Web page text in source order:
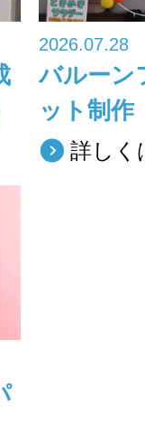
2026.07.28
バルーン
ット制
詳しく